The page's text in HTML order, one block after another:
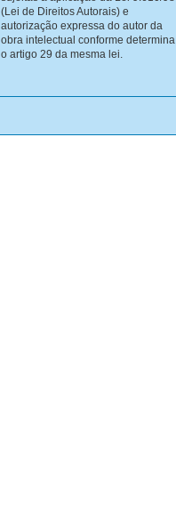
(Lei de Direitos Autorais) e
autorização expressa do autor da
obra intelectual conforme determina
o artigo 29 da mesma lei.